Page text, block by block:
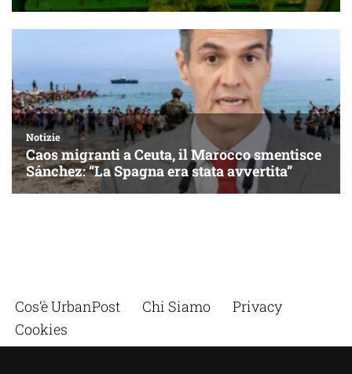
Notizie
Caos migranti a Ceuta, il Marocco smentisce
Sánchez: “La Spagna era stata avvertita”
Cos’è UrbanPost Chi Siamo
Privacy
Cookies